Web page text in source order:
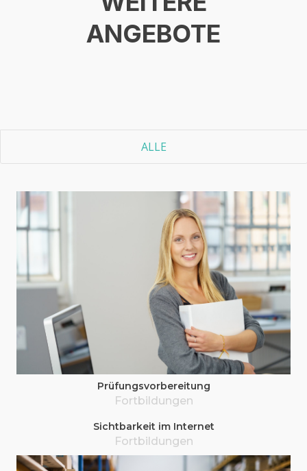
ANGEBOTE
ALLE
Prü­fungs­vor­be­rei­tung
Fort­bil­dun­gen
Sicht­bar­keit im Internet
Fort­bil­dun­gen